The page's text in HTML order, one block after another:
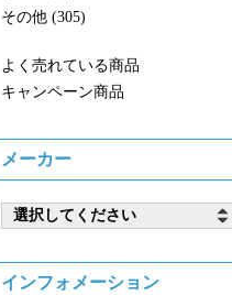
その他 (305)
よく売れている商品
キャンペーン商品
メーカー
インフォメーション